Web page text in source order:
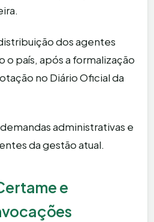
dos agentes
país, após a formalização
no Diário Oficial da
administrativas e
da gestão atual.
e